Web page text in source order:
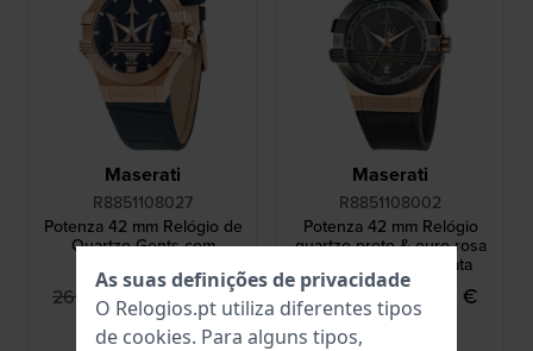
Maserati
R8851108027
Potenza 42 mm Relógio de
Quartzo Gents com
269,00 € 242,00 €
● Em stock
Maserati
R8851108002
Potenza 42 mm Relógio
quartzo preto & ouro rosa
para homem com data
269,00 € 189,95 €
● Em stock
As suas definições de privacidade
O Relogios.pt utiliza diferentes tipos
de cookies. Para alguns tipos,